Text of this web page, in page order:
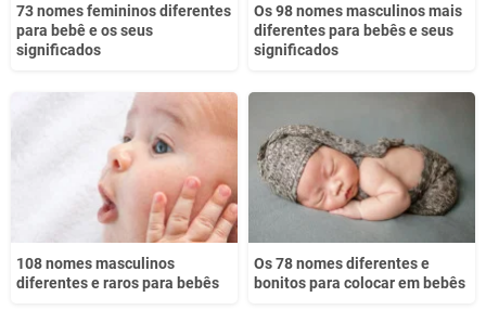
73 nomes femininos diferentes
para bebê e os seus
significados
Os 98 nomes masculinos mais
diferentes para bebês e seus
significados
108 nomes masculinos
diferentes e raros para bebês
Os 78 nomes diferentes e
bonitos para colocar em bebês